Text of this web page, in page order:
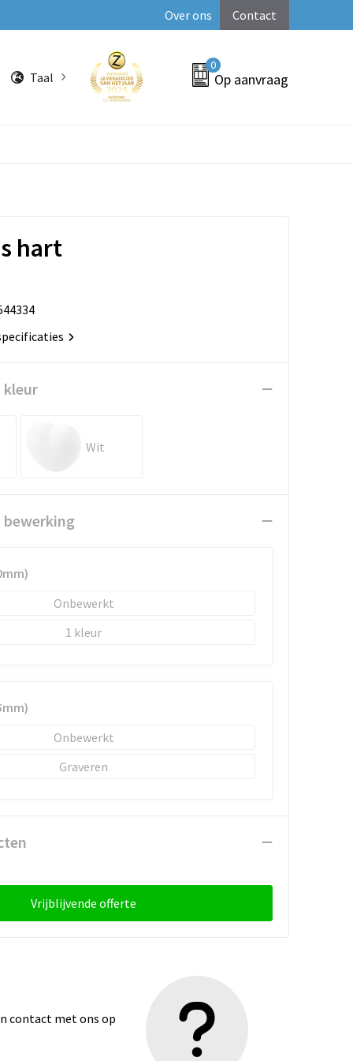
Over ons Contact
Taal
0
Op aanvraag
hart
kleur
Wit
bewerking
Onbewerkt
1
Onbewerkt
Graveren
Vrijblijvende offerte
contact met ons op